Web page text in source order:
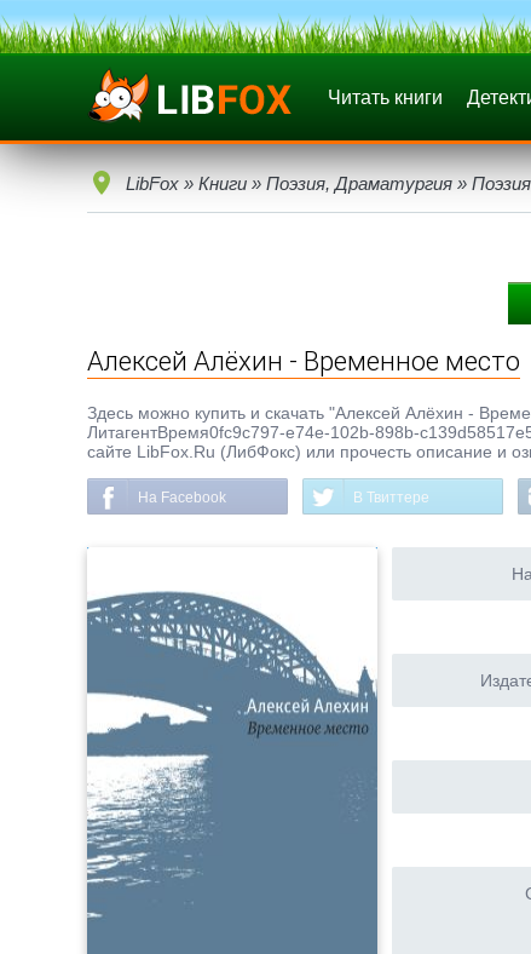
Читать книги
LibFox » Книги » Поэзия, Драматургия » Поэзия
Алексей Алёхин - Временное место
Здесь можно купить и скачать "Алексей Алёхин -
ЛитагентВремя0fc9c797-e74e-102b-898b-
сайте LibFox.Ru (ЛибФокс) или прочесть описание и
На Facebook В Твиттере